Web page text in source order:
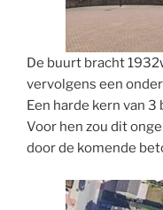
De buurt bracht
vervolgens een
Een harde kern van
Voor hen zou dit
door de komende